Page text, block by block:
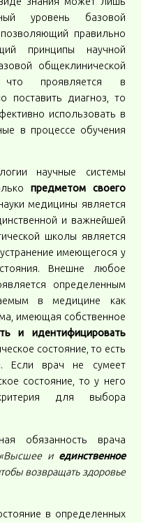
уровень базовой
правильно
принципы научной
общеклинической
что проявляется в
поставить диагноз, то
использовать в
в процессе обучения
научные системы
предметом своего
медицины является
и важнейшей
школы является
имеющегося у
Внешне любое
определенным
в медицине как
имеющая собственное
и идентифицировать
состояние, то есть
Если врач не сумеет
состояние, то у него
для выбора
обязанность врача
«Высшее и единственное
возвращать здоровье
в определенных